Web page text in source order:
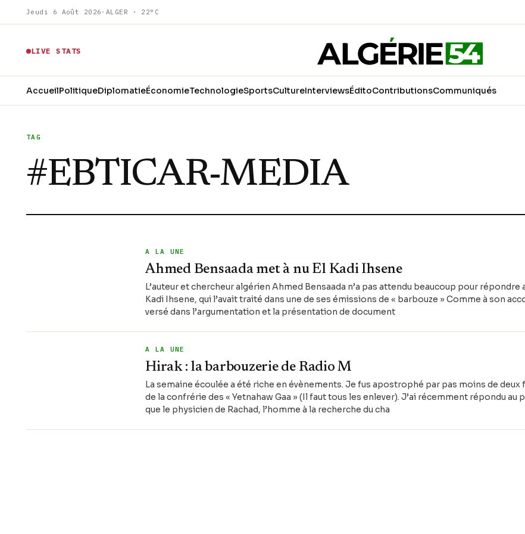
Jeudi 6 Août 2026 · ALGER · 22°C
LIVE STATS
AccueilPolitiqueDiplomatieÉconomieTechnologieSportsCultureInterviewsÉditoContributionsCommuniqués
TAG
#EBTICAR-MEDIA
A LA UNE
Ahmed Bensaada met à nu El Kadi Ihsene
L’auteur et chercheur algérien Ahmed Bensaada n’a pas attendu beaucoup pour répondre
Kadi Ihsene, qui l’avait traité dans une de ses émissions de « barbouze » Comme à son
versé dans l’argumentation et la présentation de document
A LA UNE
Hirak : la barbouzerie de Radio M
La semaine écoulée a été riche en évènements. Je fus apostrophé par pas moins de
de la confrérie des « Yetnahaw Gaa » (Il faut tous les enlever). J’ai récemment répondu au
que le physicien de Rachad, l’homme à la recherche du cha